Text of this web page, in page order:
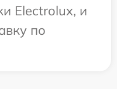
Electrolux, и
по